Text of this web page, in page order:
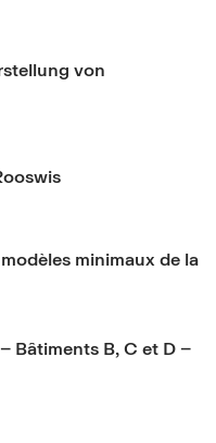
von
minimaux de la
Bâtiments B, C et D –